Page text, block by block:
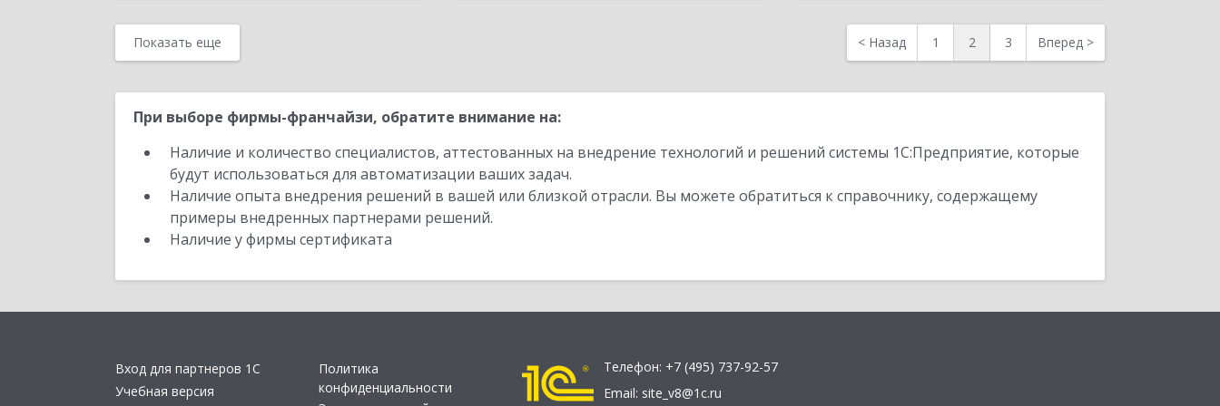
Показать еще < Назад 1 2 3 Вперед >
При выборе фирмы-франчайзи, обратите внимание на:
Наличие и количество специалистов, аттестованных на внедрение технологий и решений системы 1С:Предприятие, которые
будут использоваться для автоматизации ваших задач.
Наличие опыта внедрения решений в вашей или близкой отрасли. Вы можете обратиться к справочнику, содержащему
примеры внедренных партнерами решений.
Наличие у фирмы сертификата
Вход для партнеров 1С
Учебная версия
Политика
конфиденциальности
Телефон: +7 (495) 737-92-57
Email: site_v8@1c.ru